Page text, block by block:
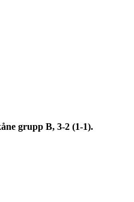
grupp B, 3-2 (1-1).